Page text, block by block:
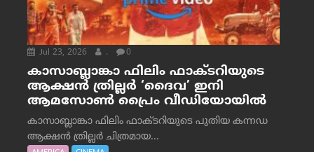
Jul 23, 2026 . 0
കാസാബ്ലാങ്കാ ഫിലിം ഫാക്ടറിയുടെ
ആക്ഷൻ ത്രില്ലർ ‘ദൈവ’ ഇനി
ആമസോൺ പ്രൈം വീഡിയോയിൽ
കാസാബ്ലാങ്കാ ഫിലിം ഫാക്ടറിയുടെ പുതിയ കന്നഡ
ആക്ഷൻ ത്രില്ലർ ചിത്രമായ...